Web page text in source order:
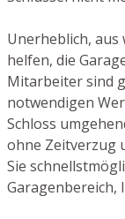
Unerheblich, aus
helfen, die
Mitarbeiter sind
notwendigen
Schloss
ohne Zeitverzug
Sie
Garagenbereich,